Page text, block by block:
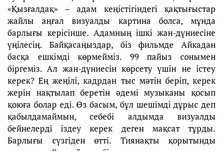
«Қызғалдақ» – адам кеңістігіндегі қақтығыстар
жайлы аңғал визуалды картина болса, мұнда
барлығы керісінше. Адамның ішкі жан-дүниесіне
үңілесің. Байқасаңыздар, біз фильмде Айкадан
басқа ешкімді көрмейміз. 99 пайыз сонымен
біргеміз. Ал жан-дүниесін көрсету үшін не істеу
керек? Ең жеңілі, кадрдан тыс мәтін беріп, керек
жерін нақтылап беретін әдемі музыканы қосып
қоюға болар еді. Өз басым, бұл шешімді дұрыс деп
қабылдамаймын, себебі алдымда визуалды
бейнелерді іздеу керек деген мақсат тұрды.
Барлығы сүзгіден өтті. Тиянақты қорытынды